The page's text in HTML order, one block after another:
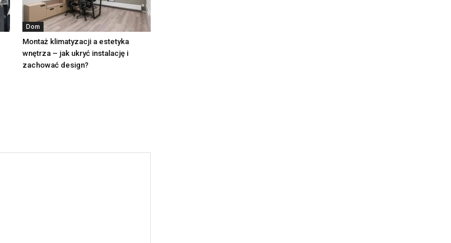
Dom
Montaż klimatyzacji a estetyka
wnętrza – jak ukryć instalację i
zachować design?